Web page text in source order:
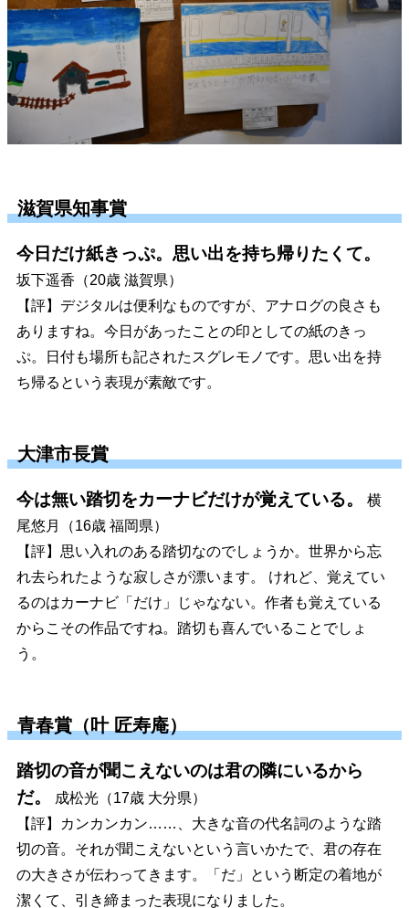
滋賀県知事賞
今日だけ紙きっぷ。思い出を持ち帰りたくて。
坂下遥香（20歳 滋賀県）
【評】デジタルは便利なものですが、アナログの良さも
ありますね。今日があったことの印としての紙のきっ
ぷ。日付も場所も記されたスグレモノです。思い出を持
ち帰るという表現が素敵です。
大津市長賞
今は無い踏切をカーナビだけが覚えている。
横
尾悠月（16歳 福岡県）
【評】思い入れのある踏切なのでしょうか。世界から忘
れ去られたような寂しさが漂います。 けれど、覚えてい
るのはカーナビ「だけ」じゃなない。作者も覚えている
からこその作品ですね。踏切も喜んでいることでしょ
う。
青春賞（叶 匠寿庵）
踏切の音が聞こえないのは君の隣にいるから
だ。
成松光（17歳 大分県）
【評】カンカンカン……、大きな音の代名詞のような踏
切の音。それが聞こえないという言いかたで、君の存在
の大きさが伝わってきます。「だ」という断定の着地が
潔くて、引き締まった表現になりました。